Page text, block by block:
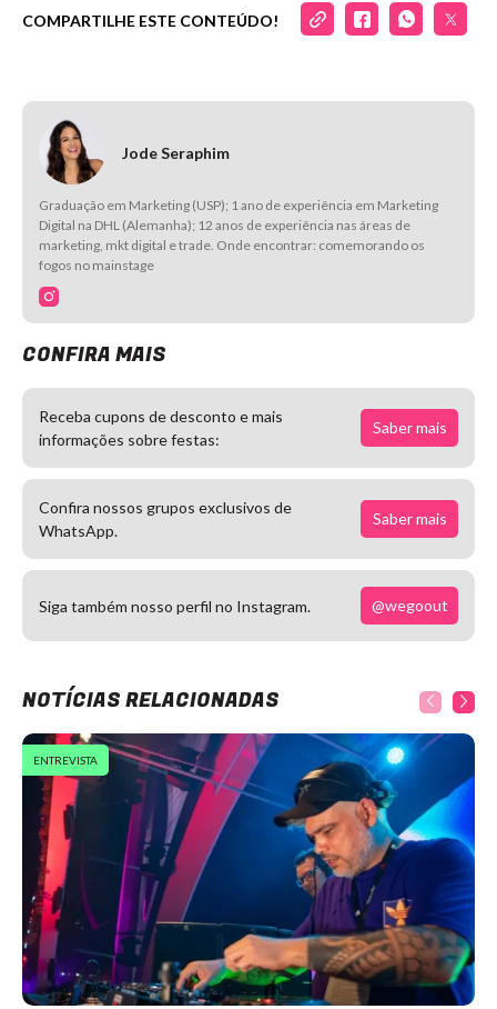
COMPARTILHE ESTE CONTEÚDO!
Jode Seraphim
Graduação em Marketing (USP); 1 ano de experiência em Marketing
Digital na DHL (Alemanha); 12 anos de experiência nas áreas de
marketing, mkt digital e trade. Onde encontrar: comemorando os
fogos no mainstage
CONFIRA MAIS
Receba cupons de desconto e mais
informações sobre festas:
Saber mais
Confira nossos grupos exclusivos de
WhatsApp.
Saber mais
Siga também nosso perfil no Instagram. @wegoout
NOTÍCIAS RELACIONADAS
ENTREVISTA